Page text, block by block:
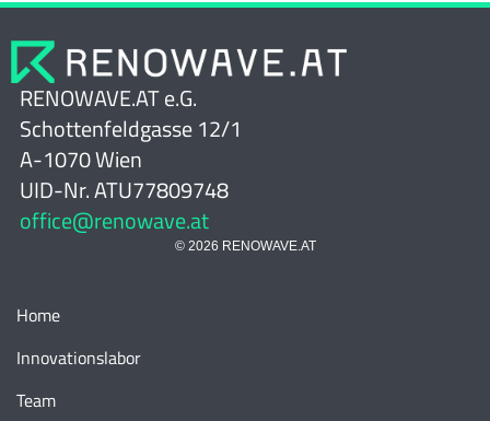
RENOWAVE.AT e.G.
Schottenfeldgasse 12/1
A-1070 Wien
UID-Nr. ATU77809748
office@renowave.at
© 2026 RENOWAVE.AT
Home
Innovationslabor
Team